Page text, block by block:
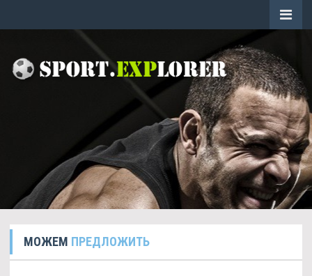
МОЖЕМ ПРЕДЛОЖИТЬ